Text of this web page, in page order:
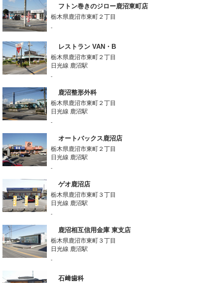
フトン巻きのジロー鹿沼東町店
栃木県鹿沼市東町２丁目
-
レストラン VAN・B
栃木県鹿沼市東町２丁目
日光線 鹿沼駅
-
鹿沼整形外科
栃木県鹿沼市東町２丁目
日光線 鹿沼駅
-
オートバックス鹿沼店
栃木県鹿沼市東町２丁目
日光線 鹿沼駅
-
ゲオ鹿沼店
栃木県鹿沼市東町３丁目
日光線 鹿沼駅
-
鹿沼相互信用金庫 東支店
栃木県鹿沼市東町３丁目
日光線 鹿沼駅
-
石﨑歯科